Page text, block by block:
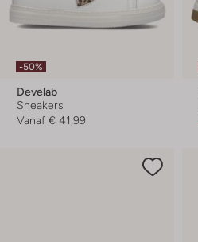
-50%
Develab
Sneakers
Vanaf € 41,99